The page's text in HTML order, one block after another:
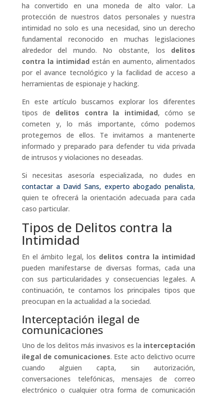
ha convertido en una moneda de alto valor. La
protección de nuestros datos personales y nuestra
intimidad no solo es una necesidad, sino un derecho
fundamental reconocido en muchas legislaciones
alrededor del mundo. No obstante, los delitos
contra la intimidad están en aumento, alimentados
por el avance tecnológico y la facilidad de acceso a
herramientas de espionaje y hacking.
En este artículo buscamos explorar los diferentes
tipos de delitos contra la intimidad, cómo se
cometen y, lo más importante, cómo podemos
protegernos de ellos. Te invitamos a mantenerte
informado y preparado para defender tu vida privada
de intrusos y violaciones no deseadas.
Si necesitas asesoría especializada, no dudes en
contactar a David Sans, experto abogado penalista,
quien te ofrecerá la orientación adecuada para cada
caso particular.
Tipos de Delitos contra la
Intimidad
En el ámbito legal, los delitos contra la intimidad
pueden manifestarse de diversas formas, cada una
con sus particularidades y consecuencias legales. A
continuación, te contamos los principales tipos que
preocupan en la actualidad a la sociedad.
Interceptación ilegal de
comunicaciones
Uno de los delitos más invasivos es la interceptación
ilegal de comunicaciones. Este acto delictivo ocurre
cuando alguien capta, sin autorización,
conversaciones telefónicas, mensajes de correo
electrónico o cualquier otra forma de comunicación